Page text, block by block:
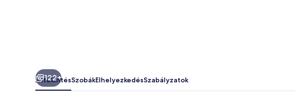
122+
ÁttekintésSzobákElhelyezkedésSzabályzatok